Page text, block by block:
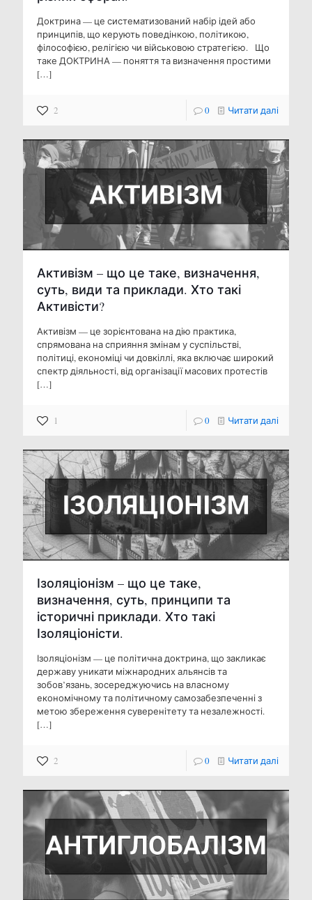
Доктрина — це систематизований набір ідей або
принципів, що керують поведінкою, політикою,
філософією, релігією чи військовою стратегією. Що
таке ДОКТРИНА — поняття та визначення простими
[…]
2 0 Читати далі
Активізм – що це таке, визначення,
суть, види та приклади. Хто такі
Активісти?
Активізм — це зорієнтована на дію практика,
спрямована на сприяння змінам у суспільстві,
політиці, економіці чи довкіллі, яка включає широкий
спектр діяльності, від організації масових протестів
[…]
1 0 Читати далі
Ізоляціонізм – що це таке,
визначення, суть, принципи та
історичні приклади. Хто такі
Ізоляціоністи.
Ізоляціонізм — це політична доктрина, що закликає
державу уникати міжнародних альянсів та
зобов’язань, зосереджуючись на власному
економічному та політичному самозабезпеченні з
метою збереження суверенітету та незалежності.
[…]
2 0 Читати далі